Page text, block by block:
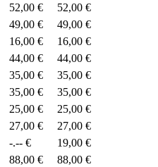
52,00 €
52,00 €
49,00 €
49,00 €
16,00 €
16,00 €
44,00 €
44,00 €
35,00 €
35,00 €
35,00 €
35,00 €
25,00 €
25,00 €
27,00 €
27,00 €
-.-- €
19,00 €
88,00 €
88,00 €